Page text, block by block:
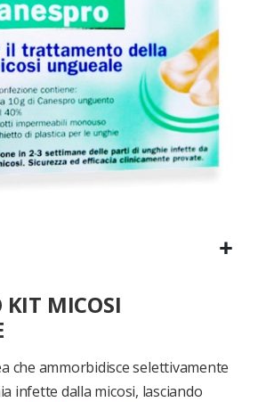
KIT MICOSI
che ammorbidisce selettivamente
infette dalla micosi, lasciando